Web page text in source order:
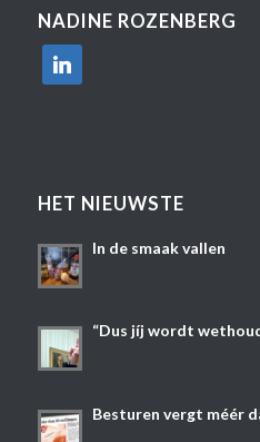
NADINE ROZENBERG
linkedin
HET NIEUWSTE
In de smaak vallen
“Dus jíj wordt
Besturen vergt méér